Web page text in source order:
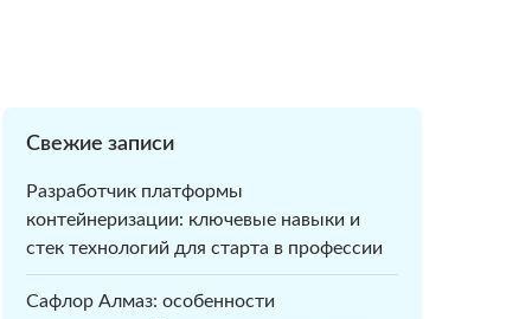
Свежие записи
Разработчик платформы
контейнеризации: ключевые навыки и
стек технологий для старта в профессии
Сафлор Алмаз: особенности